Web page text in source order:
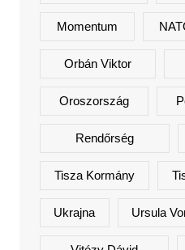
Momentum
Orbán Viktor
Oroszország
Rendőrség
Tisza Kormány
Ukrajna Ursula